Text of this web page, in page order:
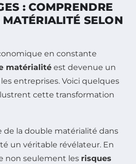
: COMPRENDRE
SELON
en constante
matérialité est devenue un
entreprises. Voici quelques
cette transformation
de la double matérialité dans
un véritable révélateur. En
non seulement les risques